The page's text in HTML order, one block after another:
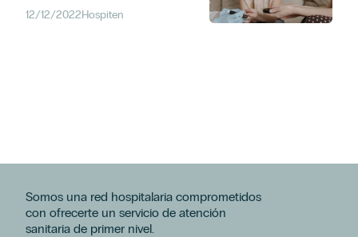
12/12/2022Hospiten
Somos una red hospitalaria comprometidos
con ofrecerte un servicio de atención
sanitaria de primer nivel.